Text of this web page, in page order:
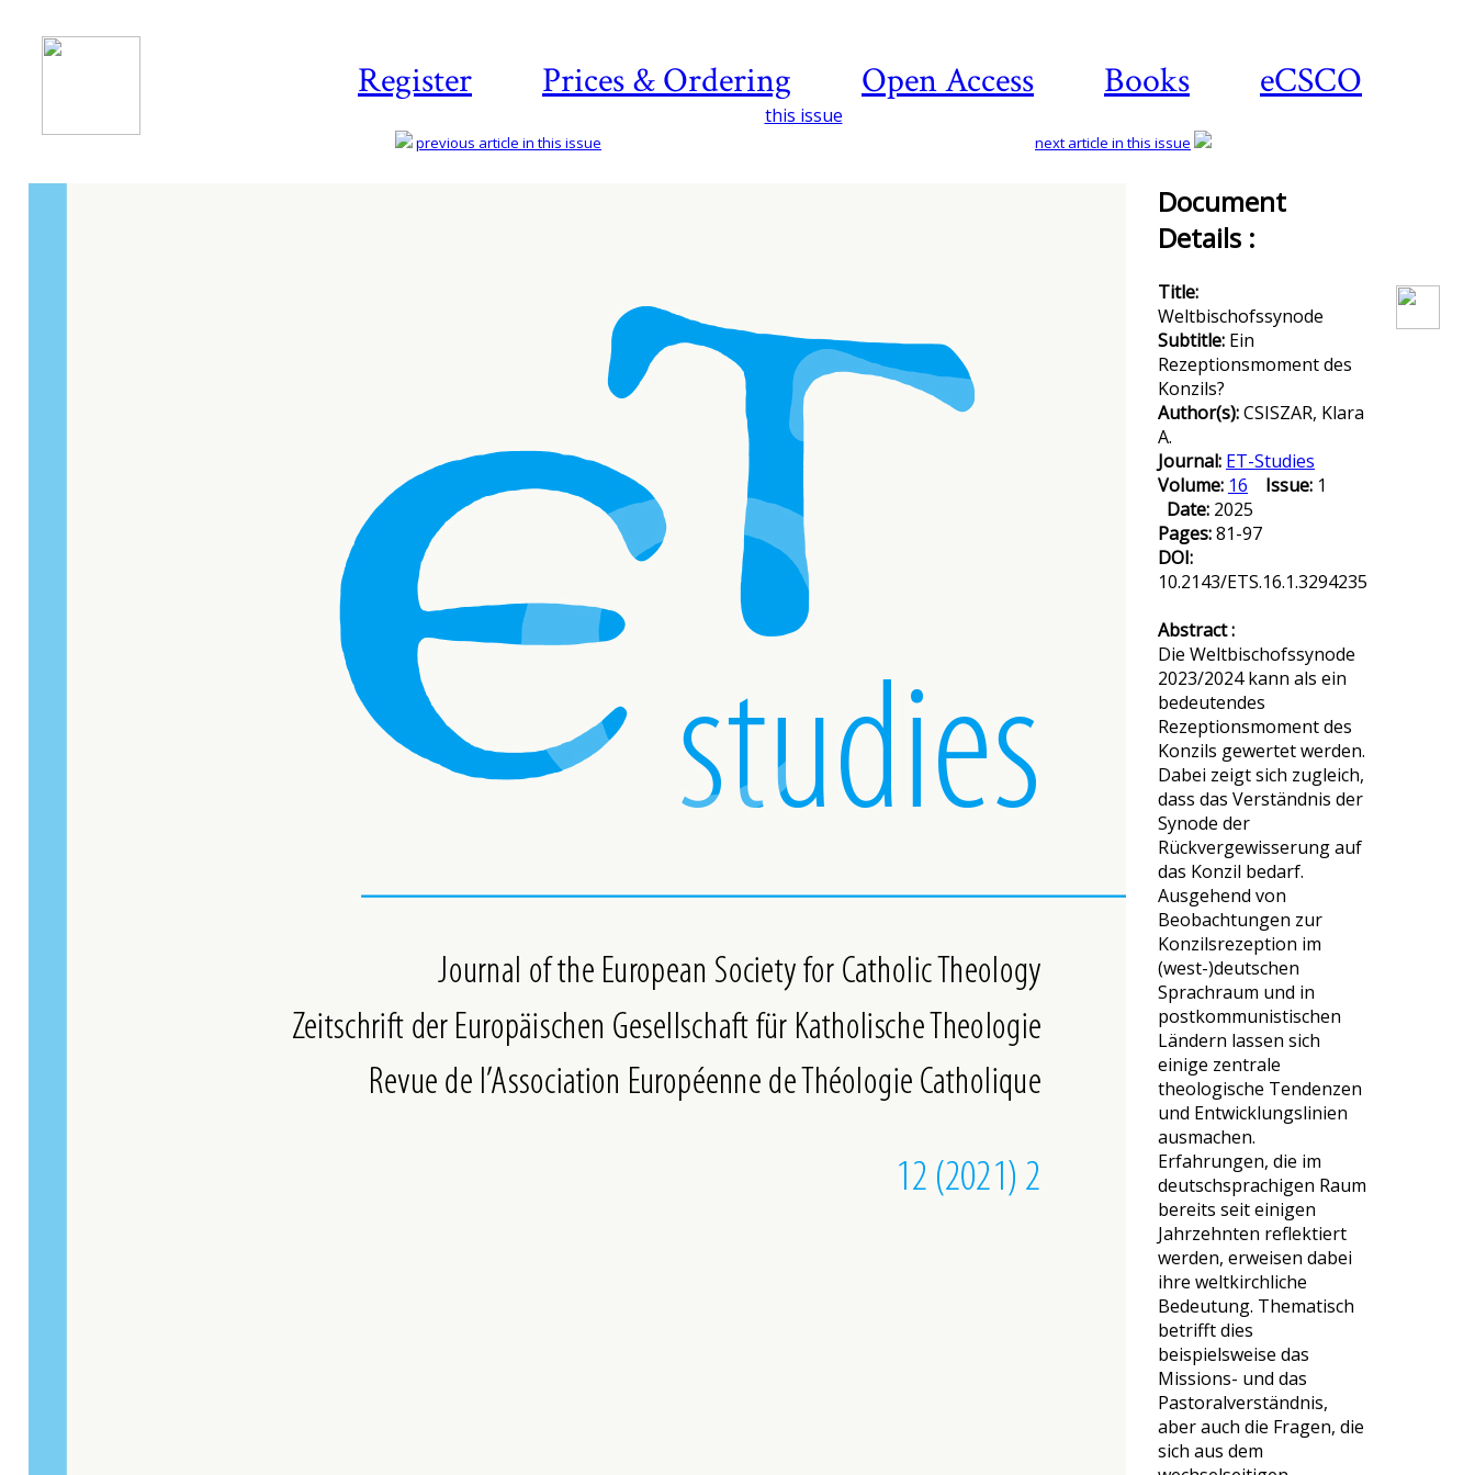
Register Prices & Ordering Open Access Books eCSCO
this issue
previous article in this issue next article in this issue
Document
Details :
Title:
Weltbischofssynode
Subtitle: Ein
Rezeptionsmoment des
Konzils?
Author(s):CSISZAR, Klara
A.
Journal: ET-Studies
Volume: 16 Issue: 1
Date: 2025
Pages:81-97
DOI:
10.2143/ETS.16.1.3294235
Abstract :
Die Weltbischofssynode
2023/2024 kann als ein
bedeutendes
Rezeptionsmoment des
Konzils gewertet werden.
Dabei zeigt sich zugleich,
dass das Verständnis der
Synode der
Rückvergewisserung auf
das Konzil bedarf.
Ausgehend von
Beobachtungen zur
Konzilsrezeption im
(west-)deutschen
Sprachraum und in
postkommunistischen
Ländern lassen sich
einige zentrale
theologische Tendenzen
und Entwicklungslinien
ausmachen.
Erfahrungen, die im
deutschsprachigen Raum
bereits seit einigen
Jahrzehnten reflektiert
werden, erweisen dabei
ihre weltkirchliche
Bedeutung. Thematisch
betrifft dies
beispielsweise das
Missions- und das
Pastoralverständnis,
aber auch die Fragen, die
sich aus dem